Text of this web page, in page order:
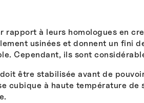
rapport à leurs homologues en
usinées et donnent un fini
Cependant, ils sont
être stabilisée avant de
cubique à haute température